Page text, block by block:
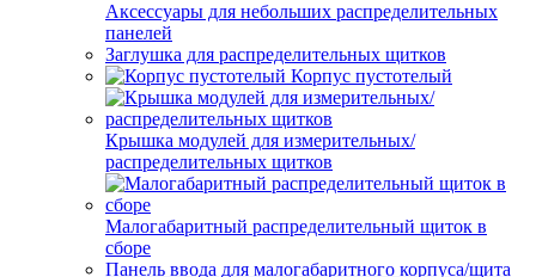
Аксессуары для небольших распределительных
панелей
Заглушка для распределительных щитков
Корпус пустотелый
Крышка модулей для измерительных/
распределительных щитков
Малогабаритный распределительный щиток в
сборе
Панель ввода для малогабаритного корпуса/щита